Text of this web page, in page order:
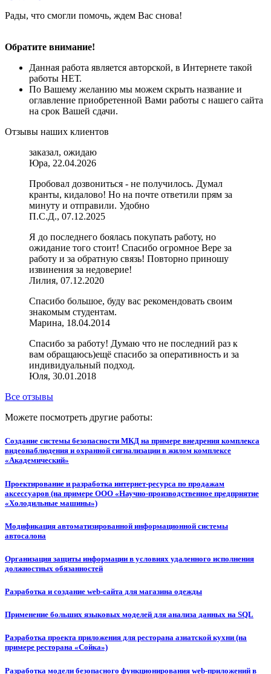
Рады, что смогли помочь, ждем Вас снова!
Обратите внимание!
Данная работа является авторской, в Интернете такой
работы НЕТ.
По Вашему желанию мы можем скрыть название и
оглавление приобретенной Вами работы с нашего сайта
на срок Вашей сдачи.
Отзывы наших клиентов
заказал, ожидаю
Юра, 22.04.2026
Пробовал дозвониться - не получилось. Думал
кранты, кидалово! Но на почте ответили прям за
минуту и отправили. Удобно
П.С.Д., 07.12.2025
Я до последнего боялась покупать работу, но
ожидание того стоит! Спасибо огромное Вере за
работу и за обратную связь! Повторно приношу
извинения за недоверие!
Лилия, 07.12.2020
Спасибо большое, буду вас рекомендовать своим
знакомым студентам.
Марина, 18.04.2014
Спасибо за работу! Думаю что не последний раз к
вам обращаюсь)ещё спасибо за оперативность и за
индивидуальный подход.
Юля, 30.01.2018
Все отзывы
Можете посмотреть другие работы:
Создание системы безопасности МКД на примере внедрения комплекса
видеонаблюдения и охранной сигнализации в жилом комплексе
«Академический»
Проектирование и разработка интернет-ресурса по продажам
аксессуаров (на примере ООО «Научно-производственное предприятие
«Холодильные машины»)
Модификация автоматизированной информационной системы
автосалона
Организация защиты информации в условиях удаленного исполнения
должностных обязанностей
Разработка и создание web-сайта для магазина одежды
Применение больших языковых моделей для анализа данных на SQL
Разработка проекта приложения для ресторана азиатской кухни (на
примере ресторана «Сойка»)
Разработка модели безопасного функционирования web-приложений в